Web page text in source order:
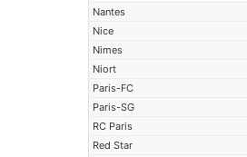
Nantes
Nice
Nimes
Niort
Paris-FC
Paris-SG
RC Paris
Red Star